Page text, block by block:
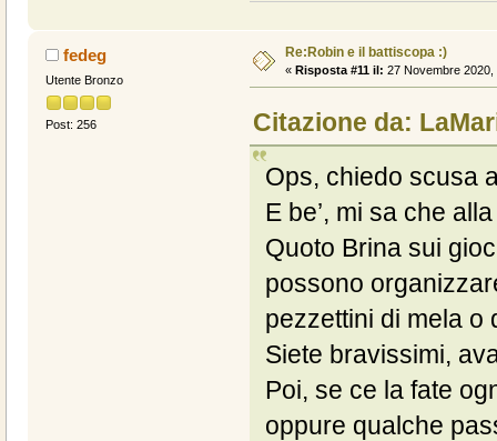
fedeg
Utente Bronzo
Post: 256
Re:Robin e il battiscopa :)
« Risposta #11 il: 27 Novembre 2020,
Citazione da:
Ops, chiedo scusa
E be’, mi sa che
Quoto Brina sui
possono
pezzettini di mela o
Siete bravissimi,
Poi, se ce la fate
oppure qualche